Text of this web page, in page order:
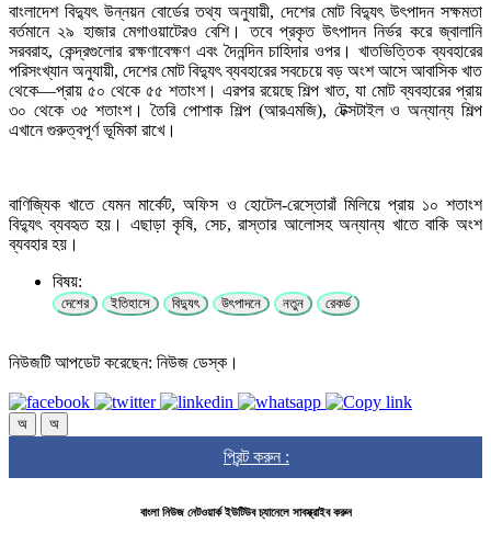
বাংলাদেশ বিদ্যুৎ উন্নয়ন বোর্ডের তথ্য অনুযায়ী, দেশের মোট বিদ্যুৎ উৎপাদন সক্ষমতা
বর্তমানে ২৯ হাজার মেগাওয়াটেরও বেশি। তবে প্রকৃত উৎপাদন নির্ভর করে জ্বালানি
সরবরাহ, কেন্দ্রগুলোর রক্ষণাবেক্ষণ এবং দৈনন্দিন চাহিদার ওপর। খাতভিত্তিক ব্যবহারের
পরিসংখ্যান অনুযায়ী, দেশের মোট বিদ্যুৎ ব্যবহারের সবচেয়ে বড় অংশ আসে আবাসিক খাত
থেকে—প্রায় ৫০ থেকে ৫৫ শতাংশ। এরপর রয়েছে শিল্প খাত, যা মোট ব্যবহারের প্রায়
৩০ থেকে ৩৫ শতাংশ। তৈরি পোশাক শিল্প (আরএমজি), টেক্সটাইল ও অন্যান্য শিল্প
এখানে গুরুত্বপূর্ণ ভূমিকা রাখে।
বাণিজ্যিক খাতে যেমন মার্কেট, অফিস ও হোটেল-রেস্তোরাঁ মিলিয়ে প্রায় ১০ শতাংশ
বিদ্যুৎ ব্যবহৃত হয়। এছাড়া কৃষি, সেচ, রাস্তার আলোসহ অন্যান্য খাতে বাকি অংশ
ব্যবহার হয়।
বিষয়:
দেশের ইতিহাসে বিদ্যুৎ উৎপাদনে নতুন রেকর্ড
নিউজটি আপডেট করেছেন: নিউজ ডেস্ক।
অ অ
প্রিন্ট করুন :
বাংলা নিউজ নেটওয়ার্ক ইউটিউব চ্যানেলে সাবস্ক্রাইব করুন